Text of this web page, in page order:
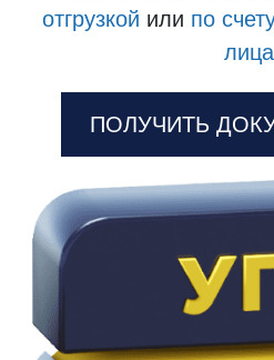
отгрузкой или по
лица
ПОЛУЧИТЬ